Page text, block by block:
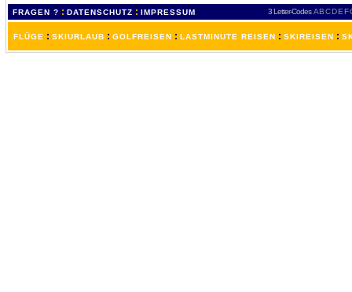
FRAGEN ? : DATENSCHUTZ : IMPRESSUM 3 Letter-Codes ABCDEF
FLÜGE : SKIURLAUB : GOLFREISEN : LASTMINUTE REISEN : SKIREISEN :